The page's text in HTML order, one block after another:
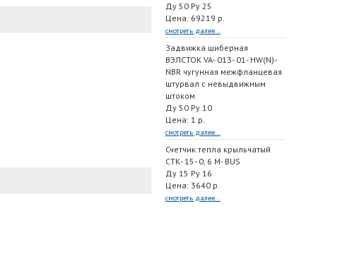
Ду 50 Ру 25
Цена: 69219 р.
смотреть далее...
Задвижка шиберная
ВЭЛСТОК VA- 013- 01- HW(N)-
NBR чугунная межфланцевая
штурвал с невыдвижным
штоком
Ду 50 Ру 10
Цена: 1 р.
смотреть далее...
Счетчик тепла крыльчатый
СТК- 15- 0, 6 M- BUS
Ду 15 Ру 16
Цена: 3640 р.
смотреть далее...